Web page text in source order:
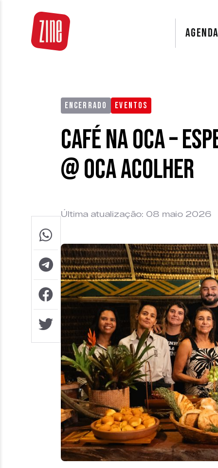
ENCERRADO EVENTOS
Café na Oca –
@ Oca Acolher
Última atualização: 08 maio 2026